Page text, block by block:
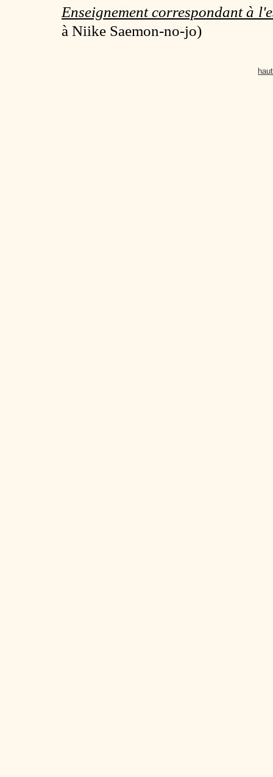
Enseignement correspondant à
à Niike Saemon-no-jo)